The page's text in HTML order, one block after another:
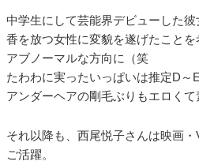
中学生にして芸能界デビューした
香を放つ女性に変貌を遂げたこと
アブノーマルな方向に（笑
たわわに実ったいっぱいは推定D～
アンダーヘアの剛毛ぶりもエロくて
それ以降も、西尾悦子さんは映画
ご活躍。